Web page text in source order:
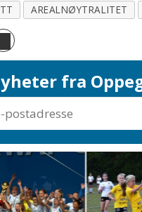
AREALNØYTRALITET
fra